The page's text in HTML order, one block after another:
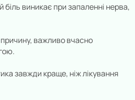
біль виникає при запаленні нерва,
важливо вчасно
завжди краще, ніж лікування